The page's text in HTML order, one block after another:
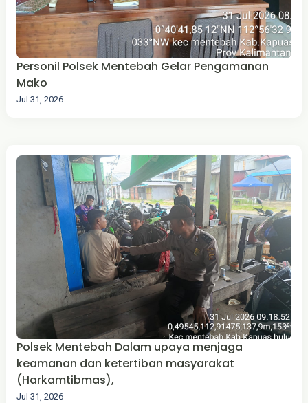
Personil Polsek Mentebah Gelar Pengamanan
Mako
Jul 31, 2026
Polsek Mentebah Dalam upaya menjaga
keamanan dan ketertiban masyarakat
(Harkamtibmas),
Jul 31, 2026